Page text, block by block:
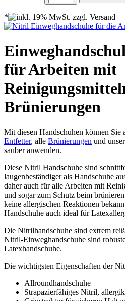
*
für Arbeiten mit
Brünierungen
Mit diesen Handschuhen können Sie
Entfetter, alle Brünierungen und
sauber anwenden.
Diese Nitril Handschuhe sind
laugenbeständiger als Handschuhe
daher auch für alle Arbeiten mit
und sogar zum Schutz beim
keine allergischen Reaktionen
Handschuhe auch ideal für
Die Nitrilhandschuhe sind extrem
Nitril-Einweghandschuhe sind
Latexhandschuhe.
Die wichtigsten Eigenschaften der
Allroundhandschuhe
Strapazierfähiges Nitril,